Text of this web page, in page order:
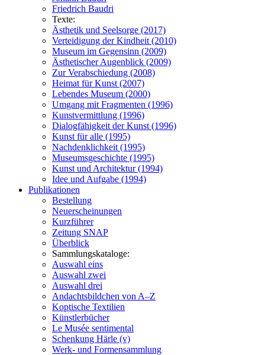
Friedrich Baudri
Texte:
Ästhetik und Seelsorge (2017)
Verteidigung der Kindheit (2010)
Museum im Gegensinn (2009)
Ästhetischer Augenblick (2009)
Zur Verabschiedung (2008)
Heimat für Kunst (2007)
Lebendes Museum (2000)
Umgang mit Fragmenten (1996)
Kunstvermittlung (1996)
Dialogfähigkeit der Kunst (1996)
Kunst für alle (1995)
Nachdenklichkeit (1995)
Museumsgeschichte (1995)
Kunst und Architektur (1994)
Idee und Aufgabe (1994)
Publikationen
Bestellung
Neuerscheinungen
Kurzführer
Zeitung SNAP
Überblick
Sammlungskataloge:
Auswahl eins
Auswahl zwei
Auswahl drei
Andachtsbildchen von A–Z
Koptische Textilien
Künstlerbücher
Le Musée sentimental
Schenkung Härle (v)
Werk- und Formensammlung